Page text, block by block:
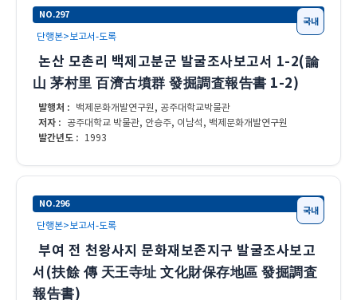
NO.297
단행본>보고서-도록
논산 모촌리 백제고분군 발굴조사보고서 1-2(論
山 茅村里 百濟古墳群 發掘調査報告書 1-2)
발행처 : 백제문화개발연구원, 공주대학교박물관
저자 : 공주대학교 박물관, 안승주, 이남석, 백제문화개발연구원
발간년도 : 1993
국내
NO.296
단행본>보고서-도록
부여 전 천왕사지 문화재보존지구 발굴조사보고
서(扶餘 傳 天王寺址 文化財保存地區 發掘調査
報告書)
국내